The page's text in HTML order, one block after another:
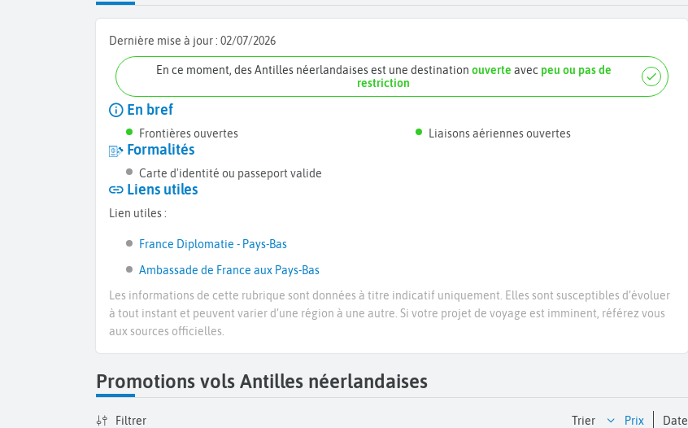
Dernière mise à jour : 02/07/2026
En ce moment, des Antilles néerlandaises est une destination ouverte avec peu ou pas de
restriction
En bref
Frontières ouvertes Liaisons aériennes ouvertes
Formalités
Carte d'identité ou passeport valide
Liens utiles
Lien utiles :
France Diplomatie - Pays-Bas
Ambassade de France aux Pays-Bas
Les informations de cette rubrique sont données à titre indicatif uniquement. Elles sont susceptibles d’évoluer
à tout instant et peuvent varier d’une région à une autre. Si votre projet de voyage est imminent, référez vous
aux sources officielles.
Promotions vols Antilles néerlandaises
Filtrer Trier prix date